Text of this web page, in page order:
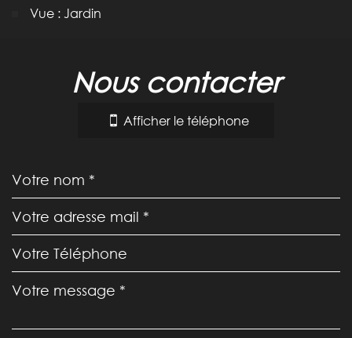
Vue : Jardin
Bar
nous contacter
Afficher le téléphone